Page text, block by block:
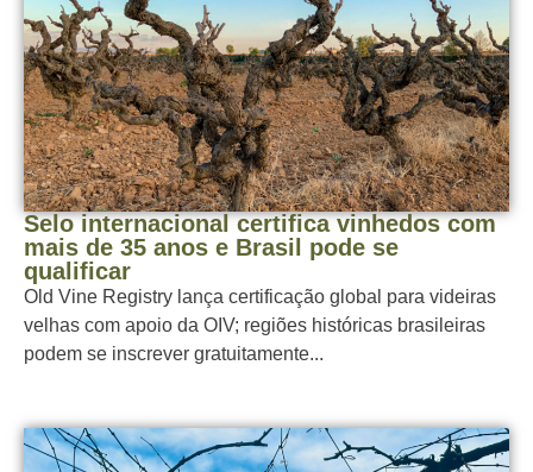
Selo internacional certifica vinhedos com
mais de 35 anos e Brasil pode se
qualificar
Old Vine Registry lança certificação global para videiras
velhas com apoio da OIV; regiões históricas brasileiras
podem se inscrever gratuitamente...